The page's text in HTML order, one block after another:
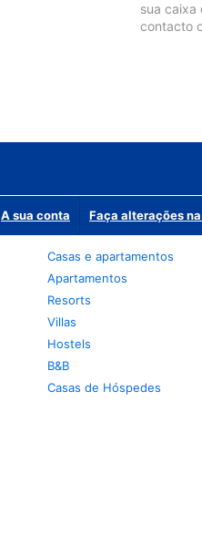
sua caixa
contacto
A sua conta Faça alterações
Casas e apartamentos
Apartamentos
Resorts
Villas
Hostels
B&B
Casas de Hóspedes